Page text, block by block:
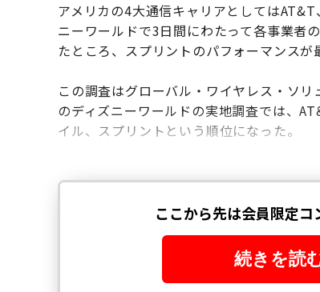
アメリカの4大通信キャリアとしては
ニーワールドで3日間にわたって各事業者
たところ、スプリントのパフォーマンスが
この調査はグローバル・ワイヤレス・ソ
のディズニーワールドの実地調査では、
イル、スプリントという順位になった。